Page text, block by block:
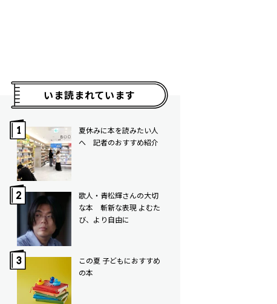
いま読まれています
夏休みに本を読みたい人
へ 記者のおすすめ紹介
歌人・青松輝さんの大切
な本 斬新な表現 よむた
び、より自由に
この夏 子どもにおすすめ
の本